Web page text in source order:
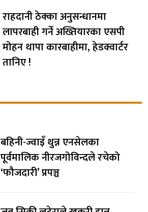
राहदानी ठेक्का अनुसन्धानमा
लापरबाही गर्ने अख्तियारका एसपी
मोहन थापा कारबाहीमा, हेडक्वार्टर
तानिए !
बहिनी-ज्वाइँ थुन्न एनसेलका
पूर्वमालिक नीरजगोविन्दले रचेको
‘फौजदारी’ प्रपञ्च